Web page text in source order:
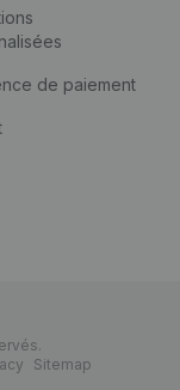
de paiement
Sitemap